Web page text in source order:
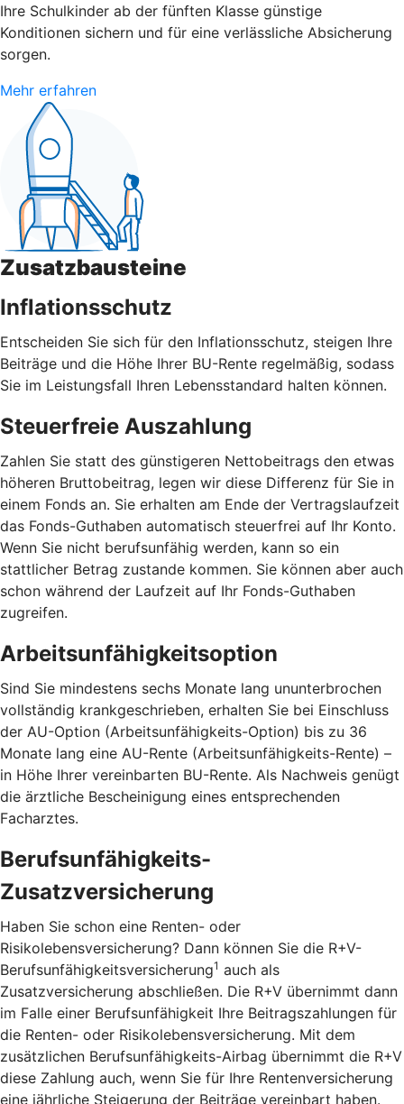
Ihre Schulkinder ab der fünften Klasse günstige
Konditionen sichern und für eine verlässliche Absicherung
sorgen.
Mehr erfahren
Zusatzbausteine
Inflationsschutz
Entscheiden Sie sich für den Inflationsschutz, steigen Ihre
Beiträge und die Höhe Ihrer BU-Rente regelmäßig, sodass
Sie im Leistungsfall Ihren Lebensstandard halten können.
Steuerfreie Auszahlung
Zahlen Sie statt des günstigeren Nettobeitrags den etwas
höheren Bruttobeitrag, legen wir diese Differenz für Sie in
einem Fonds an. Sie erhalten am Ende der Vertragslaufzeit
das Fonds-Guthaben automatisch steuerfrei auf Ihr Konto.
Wenn Sie nicht berufsunfähig werden, kann so ein
stattlicher Betrag zustande kommen. Sie können aber auch
schon während der Laufzeit auf Ihr Fonds-Guthaben
zugreifen.
Arbeitsunfähigkeitsoption
Sind Sie mindestens sechs Monate lang ununterbrochen
vollständig krankgeschrieben, erhalten Sie bei Einschluss
der AU-Option (Arbeitsunfähigkeits-Option) bis zu 36
Monate lang eine AU-Rente (Arbeitsunfähigkeits-Rente) –
in Höhe Ihrer vereinbarten BU-Rente. Als Nachweis genügt
die ärztliche Bescheinigung eines entsprechenden
Facharztes.
Berufsunfähigkeits-
Zusatzversicherung
Haben Sie schon eine Renten- oder
Risikolebensversicherung? Dann können Sie die R+V-
Berufsunfähigkeitsversicherung1 auch als
Zusatzversicherung abschließen. Die R+V übernimmt dann
im Falle einer Berufsunfähigkeit Ihre Beitragszahlungen für
die Renten- oder Risikolebensversicherung. Mit dem
zusätzlichen Berufsunfähigkeits-Airbag übernimmt die R+V
diese Zahlung auch, wenn Sie für Ihre Rentenversicherung
eine jährliche Steigerung der Beiträge vereinbart haben.